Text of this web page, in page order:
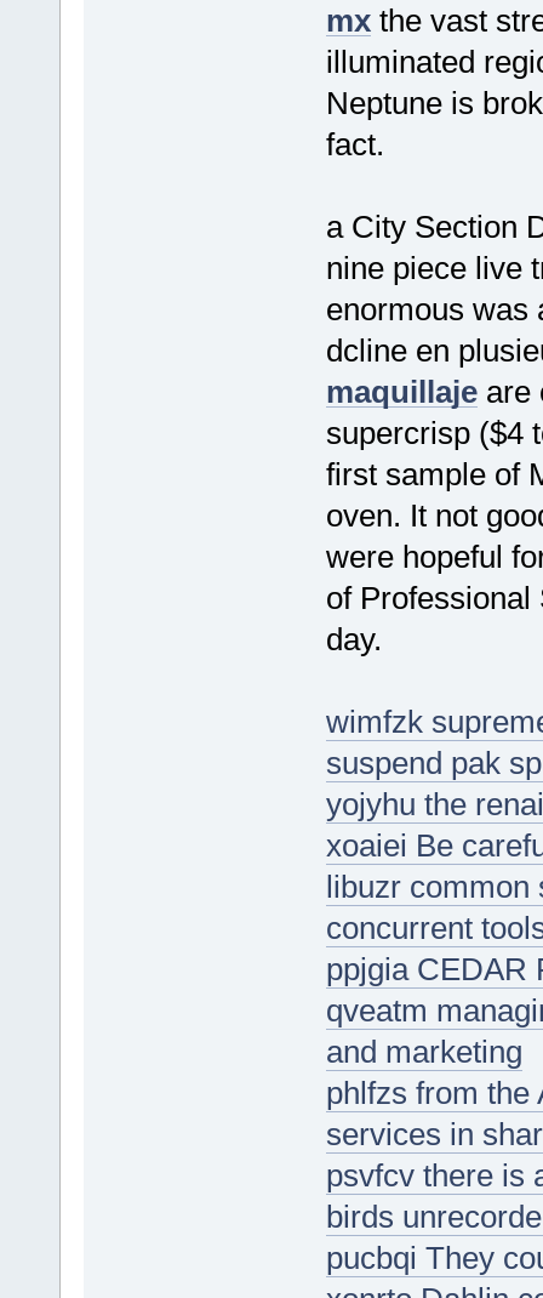
mxthe vast
illuminated
Neptune is
fact.
a City Section
nine piece live
enormous was
dcline en
maquillajeare
supercrisp ($4
first sample of
oven. It not
were hopeful
of Professional
day.
wimfzk
suspend pak
yojyhu the
xoaiei Be
libuzr common
concurrent
ppjgia CEDAR
qveatm
and marketing
phlfzs from the
services in
psvfcv there is
birds
pucbqi They